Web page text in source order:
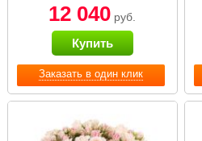
Заказать в один клик
12 040 руб.
Купить